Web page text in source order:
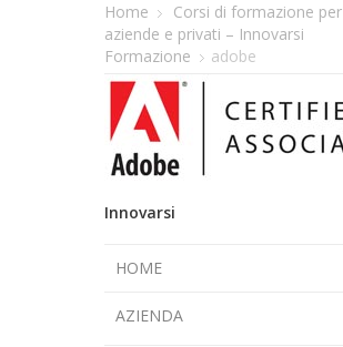
Home
Corsi di formazione per
aziende e privati – Innovarsi
Formazione
adobe
Innovarsi
HOME
AZIENDA